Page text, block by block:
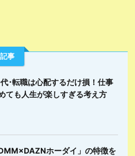
事
･転職は心配するだけ損！仕事
ても人生が楽しすぎる考え方
DMM×DAZNホーダイ」の特徴を